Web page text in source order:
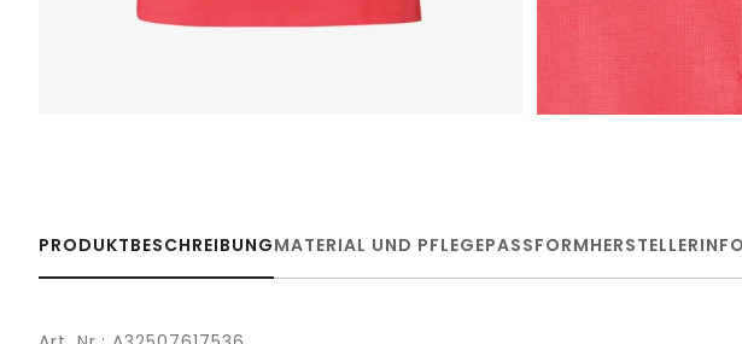
PRODUKTBESCHREIBUNGMATERIAL UND PFLEGEPASSFORM